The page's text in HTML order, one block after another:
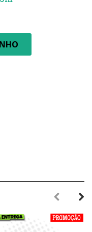
Previous
Next